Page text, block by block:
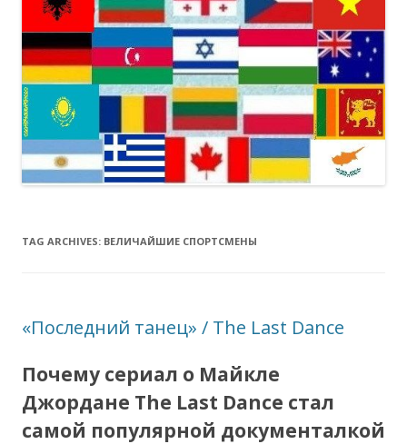
TAG ARCHIVES: ВЕЛИЧАЙШИЕ СПОРТСМЕНЫ
«Последний танец» / The Last Dance
Почему сериал о Майкле
Джордане The Last Dance стал
самой популярной документалкой